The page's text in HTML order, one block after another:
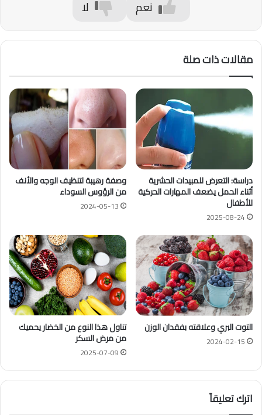
نعم لا
مقالات ذات صلة
دراسة: التعرض للمبيدات الحشرية
أثناء الحمل يضعف المهارات الحركية
للأطفال
2025-08-24
وصفة رهيبة لتنظيف الوجه والأنف
من الرؤوس السوداء
2024-05-13
التوت البري وعلاقته بفقدان الوزن
2024-02-15
تناول هذا النوع من الخضار يحميك
من مرض السكر
2025-07-09
اترك تعليقاً